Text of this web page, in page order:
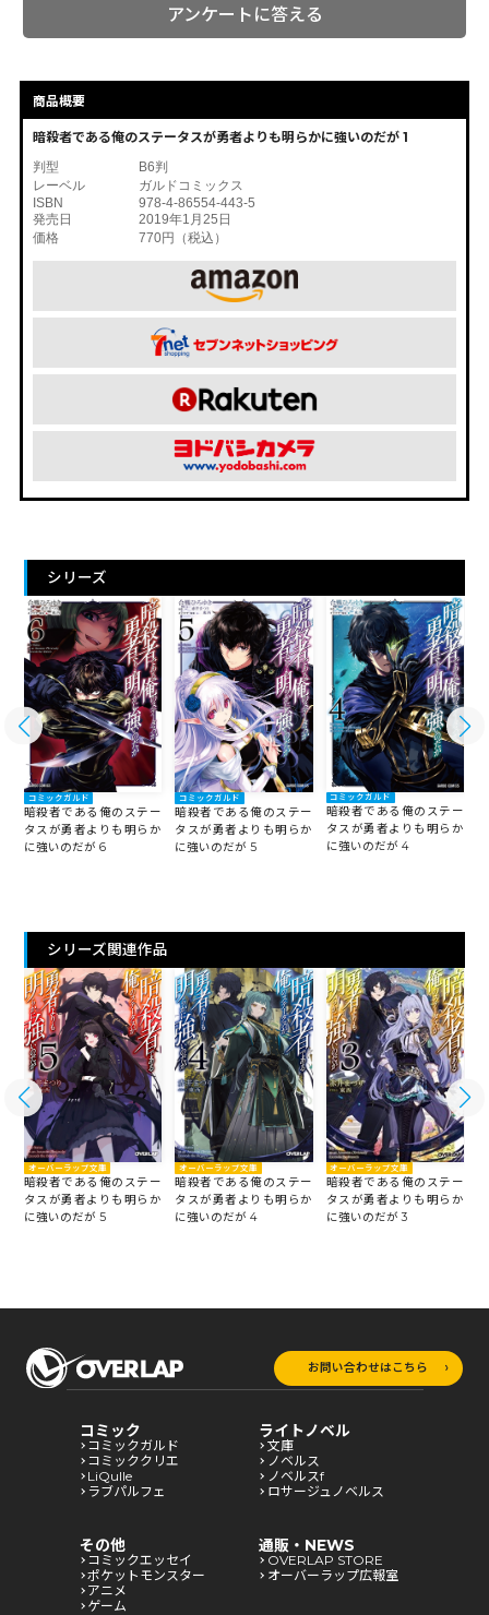
アンケートに答える
商品概要
暗殺者である俺のステータスが勇者よりも明らかに強いのだが 1
判型
B6判
レーベル
ガルドコミックス
ISBN
978-4-86554-443-5
発売日
2019年1月25日
価格
770円（税込）
シリーズ
コミックガルド
暗殺者である俺のステー
タスが勇者よりも明らか
に強いのだが 6
コミックガルド
暗殺者である俺のステー
タスが勇者よりも明らか
に強いのだが 5
コミックガルド
暗殺者である俺のステー
タスが勇者よりも明らか
に強いのだが 4
シリーズ関連作品
オーバーラップ文庫
暗殺者である俺のステー
タスが勇者よりも明らか
に強いのだが 5
オーバーラップ文庫
暗殺者である俺のステー
タスが勇者よりも明らか
に強いのだが 4
オーバーラップ文庫
暗殺者である俺のステー
タスが勇者よりも明らか
に強いのだが 3
お問い合わせはこちら
コミック
コミックガルド
コミッククリエ
LiQulle
ラブパルフェ
ライトノベル
文庫
ノベルス
ノベルスf
ロサージュノベルス
その他
コミックエッセイ
ポケットモンスター
アニメ
ゲーム
通販・NEWS
OVERLAP STORE
オーバーラップ広報室